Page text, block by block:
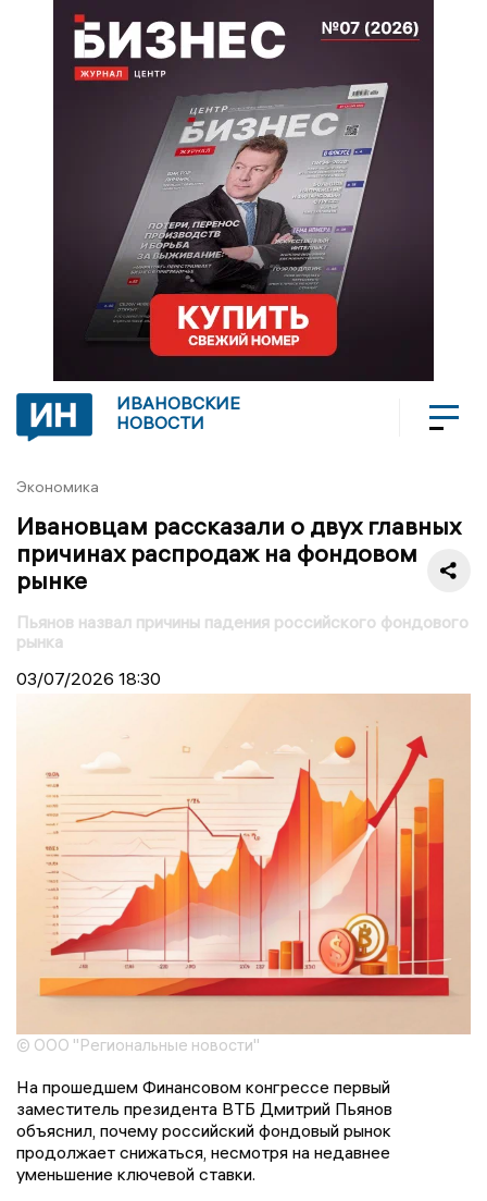
ИВАНОВСКИЕ
НОВОСТИ
Экономика
Ивановцам рассказали о двух главных
причинах распродаж на фондовом
рынке
Пьянов назвал причины падения российского фондового
рынка
03/07/2026 18:30
© ООО "Региональные новости"
На прошедшем Финансовом конгрессе первый
заместитель президента ВТБ Дмитрий Пьянов
объяснил, почему российский фондовый рынок
продолжает снижаться, несмотря на недавнее
уменьшение ключевой ставки.